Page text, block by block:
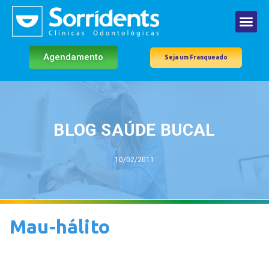
Agendamento Seja um Franqueado
BLOG SAÚDE BUCAL
10/02/2011
Mau-hálito